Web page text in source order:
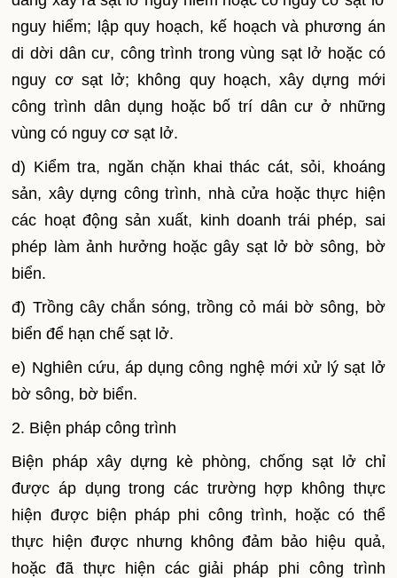
nguy hiểm; lập quy hoạch, kế hoạch và phương án
di dời dân cư, công trình trong vùng sạt lở hoặc có
nguy cơ sạt lở; không quy hoạch, xây dựng mới
công trình dân dụng hoặc bố trí dân cư ở những
vùng có nguy cơ sạt lở.
d) Kiểm tra, ngăn chặn khai thác cát, sỏi, khoáng
sản, xây dựng công trình, nhà cửa hoặc thực hiện
các hoạt động sản xuất, kinh doanh trái phép, sai
phép làm ảnh hưởng hoặc gây sạt lở bờ sông, bờ
biển.
đ) Trồng cây chắn sóng, trồng cỏ mái bờ sông, bờ
biển để hạn chế sạt lở.
e) Nghiên cứu, áp dụng công nghệ mới xử lý sạt lở
bờ sông, bờ biển.
2. Biện pháp công trình
Biện pháp xây dựng kè phòng, chống sạt lở chỉ
được áp dụng trong các trường hợp không thực
hiện được biện pháp phi công trình, hoặc có thể
thực hiện được nhưng không đảm bảo hiệu quả,
hoặc đã thực hiện các giải pháp phi công trình